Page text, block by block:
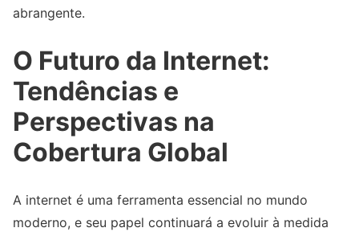
abrangente.
O Futuro da Internet:
Tendências e
Perspectivas na
Cobertura Global
A internet é uma ferramenta essencial no mundo
moderno, e seu papel continuará a evoluir à medida